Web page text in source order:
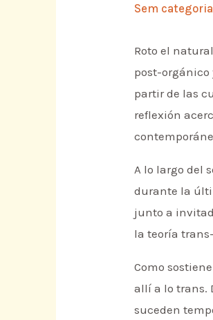
Sem categoria
Roto el
post-orgánico
partir de las
reflexión
A lo largo del
durante la
junto a
la teoría
Como
allí a lo trans.
suceden